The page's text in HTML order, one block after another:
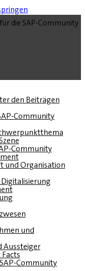
die SAP-Community
den Beiträgen
Community
Community
und Organisation
Aussteiger
Community